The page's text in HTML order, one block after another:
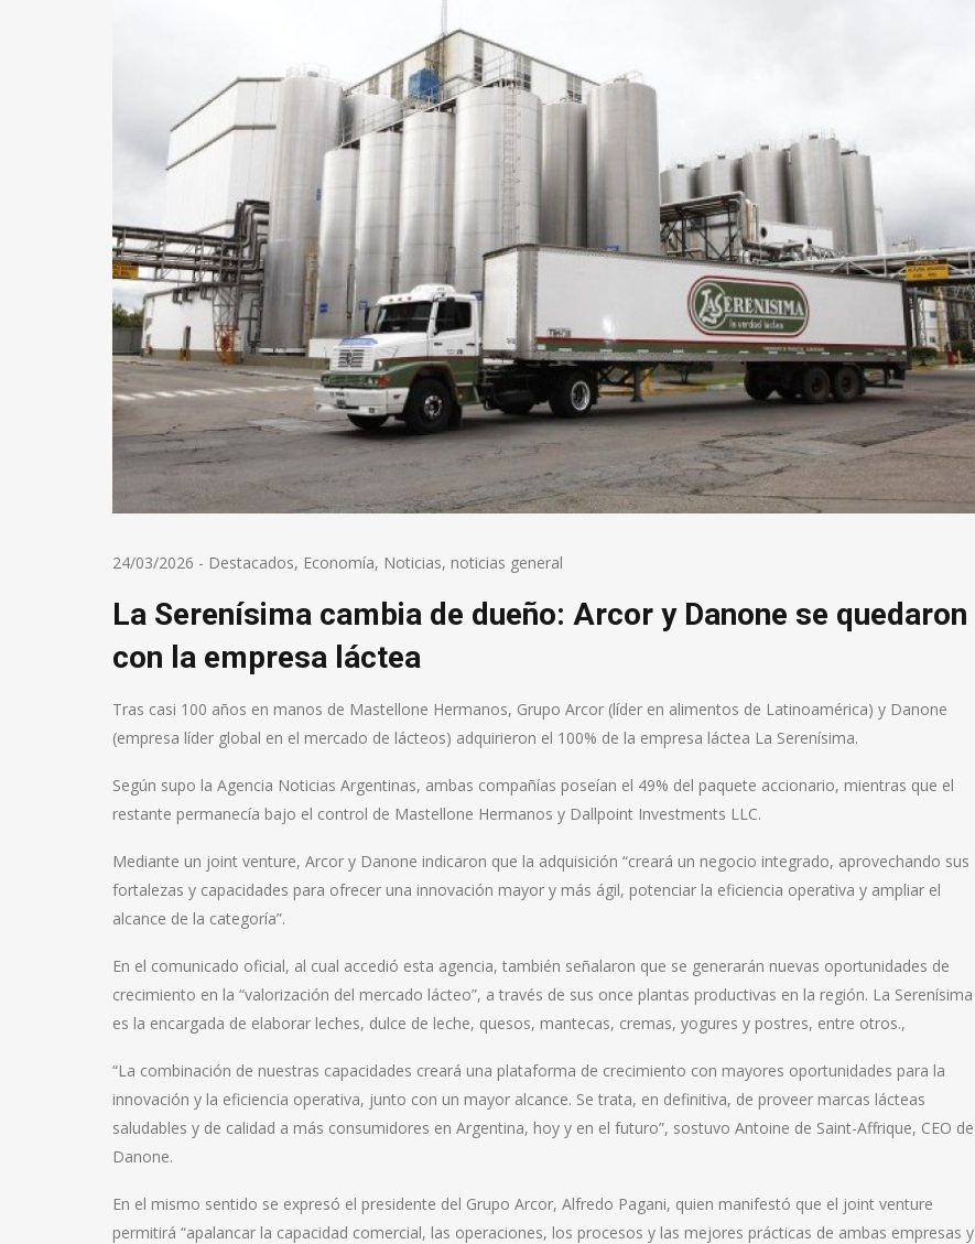
24/03/2026 - Destacados, Economía, Noticias, noticias general
La Serenísima cambia de dueño: Arcor y Danone se quedaron
con la empresa láctea
Tras casi 100 años en manos de Mastellone Hermanos, Grupo Arcor (líder en alimentos de Latinoamérica) y Danone
(empresa líder global en el mercado de lácteos) adquirieron el 100% de la empresa láctea La Serenísima.
Según supo la Agencia Noticias Argentinas, ambas compañías poseían el 49% del paquete accionario, mientras que el
restante permanecía bajo el control de Mastellone Hermanos y Dallpoint Investments LLC.
Mediante un joint venture, Arcor y Danone indicaron que la adquisición “creará un negocio integrado, aprovechando sus
fortalezas y capacidades para ofrecer una innovación mayor y más ágil, potenciar la eficiencia operativa y ampliar el
alcance de la categoría”.
En el comunicado oficial, al cual accedió esta agencia, también señalaron que se generarán nuevas oportunidades de
crecimiento en la “valorización del mercado lácteo”, a través de sus once plantas productivas en la región. La Serenísima
es la encargada de elaborar leches, dulce de leche, quesos, mantecas, cremas, yogures y postres, entre otros.,
“La combinación de nuestras capacidades creará una plataforma de crecimiento con mayores oportunidades para la
innovación y la eficiencia operativa, junto con un mayor alcance. Se trata, en definitiva, de proveer marcas lácteas
saludables y de calidad a más consumidores en Argentina, hoy y en el futuro”, sostuvo Antoine de Saint-Affrique, CEO de
Danone.
En el mismo sentido se expresó el presidente del Grupo Arcor, Alfredo Pagani, quien manifestó que el joint venture
permitirá “apalancar la capacidad comercial, las operaciones, los procesos y las mejores prácticas de ambas empresas y